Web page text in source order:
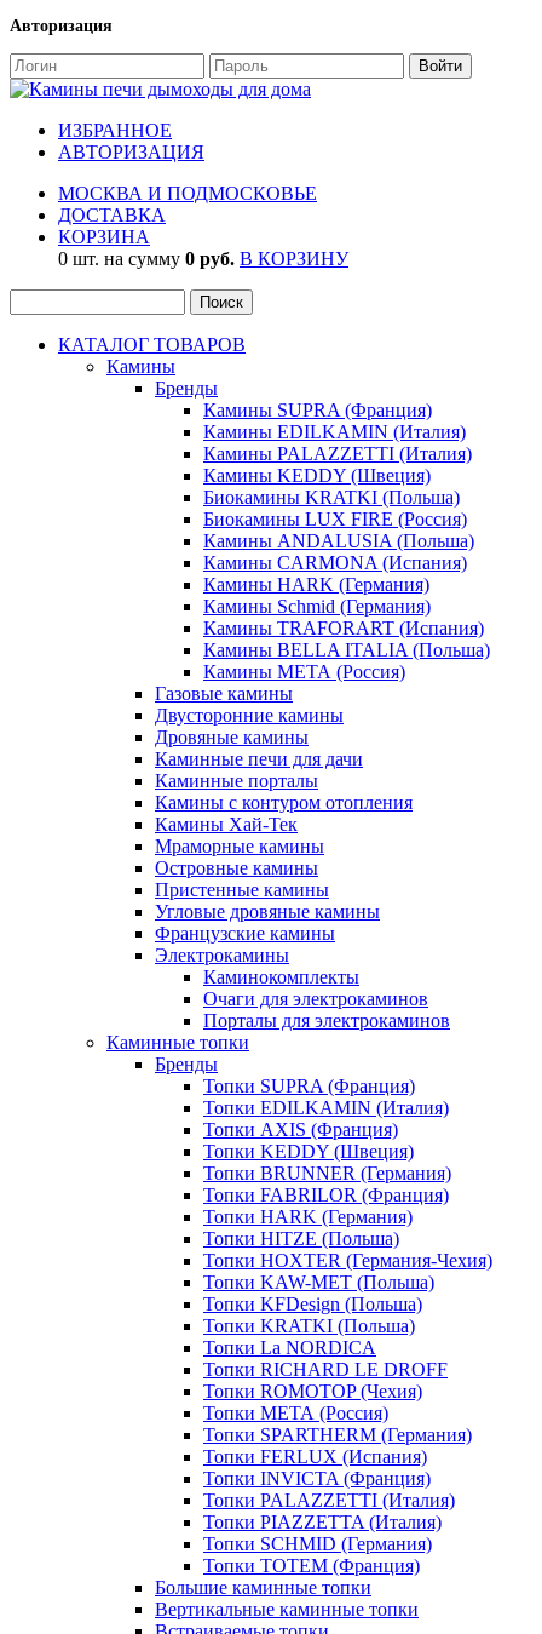
Авторизация
ИЗБРАННОЕ
АВТОРИЗАЦИЯ
МОСКВА И ПОДМОСКОВЬЕ
ДОСТАВКА
КОРЗИНА
0 шт. на сумму 0 руб. В КОРЗИНУ
КАТАЛОГ ТОВАРОВ
Камины
Бренды
Камины SUPRA (Франция)
Камины EDILKAMIN (Италия)
Камины PALAZZETTI (Италия)
Камины KEDDY (Швеция)
Биокамины KRATKI (Польша)
Биокамины LUX FIRE (Россия)
Камины ANDALUSIA (Польша)
Камины CARMONA (Испания)
Камины HARK (Германия)
Камины Schmid (Германия)
Камины TRAFORART (Испания)
Камины BELLA ITALIA (Польша)
Камины МЕТА (Россия)
Газовые камины
Двусторонние камины
Дровяные камины
Каминные печи для дачи
Каминные порталы
Камины с контуром отопления
Камины Хай-Тек
Мраморные камины
Островные камины
Пристенные камины
Угловые дровяные камины
Французские камины
Электрокамины
Каминокомплекты
Очаги для электрокаминов
Порталы для электрокаминов
Каминные топки
Бренды
Топки SUPRA (Франция)
Топки EDILKAMIN (Италия)
Топки AXIS (Франция)
Топки KEDDY (Швеция)
Топки BRUNNER (Германия)
Топки FABRILOR (Франция)
Топки HARK (Германия)
Топки HITZE (Польша)
Топки HOXTER (Германия-Чехия)
Топки KAW-MET (Польша)
Топки KFDesign (Польша)
Топки KRATKI (Польша)
Топки La NORDICA
Топки RICHARD LE DROFF
Топки ROMOTOP (Чехия)
Топки МЕТА (Россия)
Топки SPARTHERM (Германия)
Топки FERLUX (Испания)
Топки INVICTA (Франция)
Топки PALAZZETTI (Италия)
Топки PIAZZETTA (Италия)
Топки SCHMID (Германия)
Топки TOTEM (Франция)
Большие каминные топки
Вертикальные каминные топки